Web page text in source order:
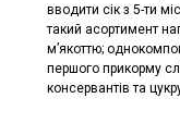
вводити сік з 5-ти
такий асортимент
м’якоттю;
першого прикорму
консервантів та